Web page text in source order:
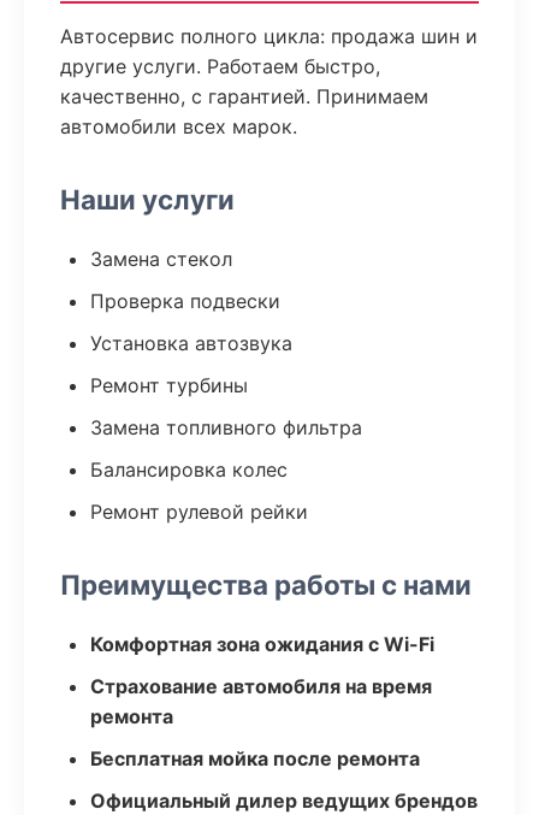
Автосервис полного цикла: продажа шин и
другие услуги. Работаем быстро,
качественно, с гарантией. Принимаем
автомобили всех марок.
Наши услуги
Замена стекол
Проверка подвески
Установка автозвука
Ремонт турбины
Замена топливного фильтра
Балансировка колес
Ремонт рулевой рейки
Преимущества работы с нами
Комфортная зона ожидания с Wi-Fi
Страхование автомобиля на время
ремонта
Бесплатная мойка после ремонта
Официальный дилер ведущих брендов